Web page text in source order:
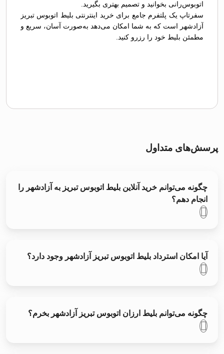
اتوبوس‌رانی بخوانید و تصمیم بهتری بگیرید.
سفرتاپ یک پلتفرم جامع برای خرید اینترنتی بلیط اتوبوس تبريز
آزادشهر است که به شما امکان می‌دهد به‌صورت آسان، سریع و
مطمئن بلیط خود را رزرو کنید.
پرسش‌های متداول
چگونه می‌توانم خرید آنلاین بلیط اتوبوس تبريز به آزادشهر را
انجام دهم؟
آیا امکان استرداد بلیط اتوبوس تبريز آزادشهر وجود دارد؟
چگونه می‌توانم بلیط ارزان اتوبوس تبريز آزادشهر بخرم؟